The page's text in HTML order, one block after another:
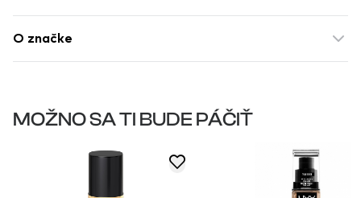
O značke
MOŽNO SA TI BUDE PÁČIŤ